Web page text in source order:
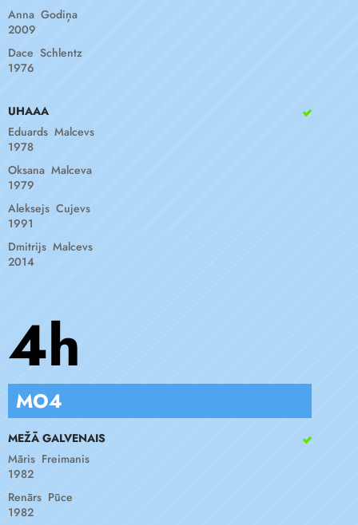
Anna Godiņa
2009
Dace Schlentz
1976
UHAAA
Eduards Malcevs
1978
Oksana Malceva
1979
Aleksejs Cujevs
1991
Dmitrijs Malcevs
2014
4h
MO4
MEŽĀ GALVENAIS
Māris Freimanis
1982
Renārs Pūce
1982